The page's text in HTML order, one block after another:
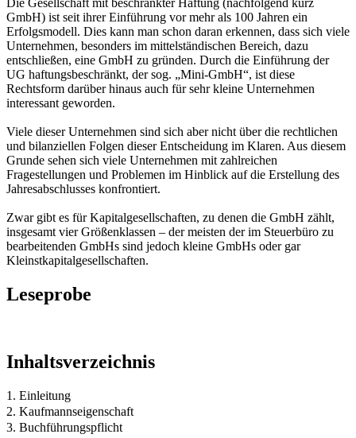
GmbH) ist seit ihrer Einführung vor mehr als 100 Jahren ein
Erfolgsmodell. Dies kann man schon daran erkennen, dass sich viele
Unternehmen, besonders im mittelständischen Bereich, dazu
entschließen, eine GmbH zu gründen. Durch die Einführung der
UG haftungsbeschränkt, der sog. „Mini-GmbH“, ist diese
Rechtsform darüber hinaus auch für sehr kleine Unternehmen
interessant geworden.
Viele dieser Unternehmen sind sich aber nicht über die rechtlichen
und bilanziellen Folgen dieser Entscheidung im Klaren. Aus diesem
Grunde sehen sich viele Unternehmen mit zahlreichen
Fragestellungen und Problemen im Hinblick auf die Erstellung des
Jahresabschlusses konfrontiert.
Zwar gibt es für Kapitalgesellschaften, zu denen die GmbH zählt,
insgesamt vier Größenklassen – der meisten der im Steuerbüro zu
bearbeitenden GmbHs sind jedoch kleine GmbHs oder gar
Kleinstkapitalgesellschaften.
Leseprobe
Inhaltsverzeichnis
1. Einleitung
2. Kaufmannseigenschaft
3. Buchführungspflicht